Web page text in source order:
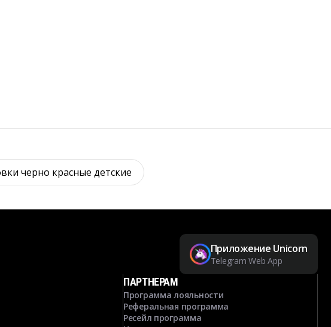
черно красные детские
Приложение Unicorn
Telegram Web App
ПАРТНЕРАМ
Программа лояльности
Реферальная программа
Ресейл программа